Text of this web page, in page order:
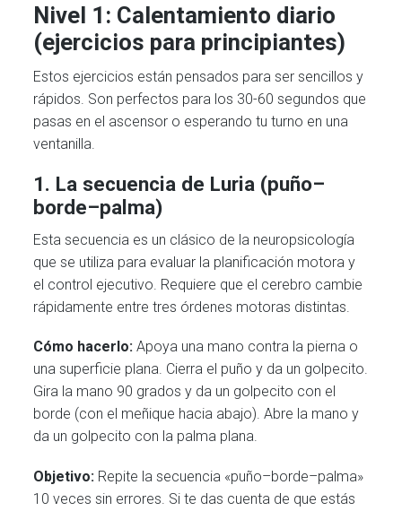
Nivel 1: Calentamiento diario
(ejercicios para principiantes)
Estos ejercicios están pensados para ser sencillos y
rápidos. Son perfectos para los 30-60 segundos que
pasas en el ascensor o esperando tu turno en una
ventanilla.
1. La secuencia de Luria (puño–
borde–palma)
Esta secuencia es un clásico de la neuropsicología
que se utiliza para evaluar la planificación motora y
el control ejecutivo. Requiere que el cerebro cambie
rápidamente entre tres órdenes motoras distintas.
Cómo hacerlo: Apoya una mano contra la pierna o
una superficie plana. Cierra el puño y da un golpecito.
Gira la mano 90 grados y da un golpecito con el
borde (con el meñique hacia abajo). Abre la mano y
da un golpecito con la palma plana.
Objetivo: Repite la secuencia «puño–borde–palma»
10 veces sin errores. Si te das cuenta de que estás